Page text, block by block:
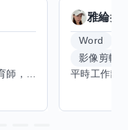
雅綸擅
Word
影像剪輯